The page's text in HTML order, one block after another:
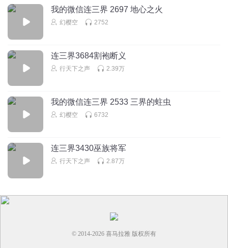
我的微信连三界 2697 地心之火
幻樱空 2752
连三界3684割袍断义
行天下之声 2.39万
我的微信连三界 2533 三界的蛀虫
幻樱空 6732
连三界3430巫族将军
行天下之声 2.87万
© 2014-2026 喜马拉雅 版权所有